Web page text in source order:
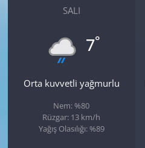
SALI
7°
Orta kuvvetli yağmurlu
Nem: %80
Rüzgar: 13 km/h
Yağış Olasılığı: %89